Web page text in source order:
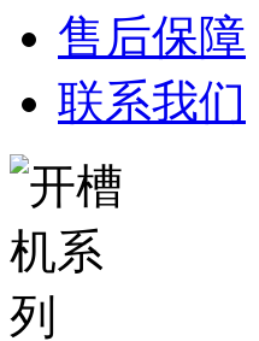
售后保障
联系我们